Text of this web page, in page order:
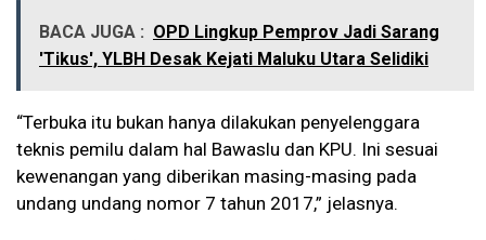
BACA JUGA : OPD Lingkup Pemprov Jadi Sarang
'Tikus', YLBH Desak Kejati Maluku Utara Selidiki
“Terbuka itu bukan hanya dilakukan penyelenggara
teknis pemilu dalam hal Bawaslu dan KPU. Ini sesuai
kewenangan yang diberikan masing-masing pada
undang undang nomor 7 tahun 2017,” jelasnya.